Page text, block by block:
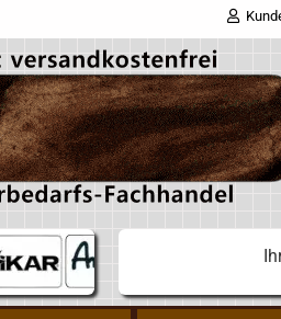
E-Mail
Passwort
Konto erstellen